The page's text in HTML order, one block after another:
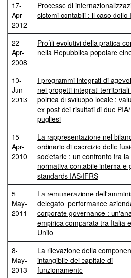
17-
Apr-
2012
Processo di
sistemi contabili : il caso dello
22-
Apr-
2008
Profili evolutivi della pratica
nella Repubblica popolare
10-
Jun-
2013
I programmi integrati di
nei progetti integrati
politica di sviluppo locale :
ex post dei risultati di due
pugliesi
15-
Apr-
2010
La rappresentazione nel
ordinario di esercizio delle
societarie : un confronto tra la
normativa contabile interna e
standards IAS/IFRS
5-
May-
2011
La remunerazione
delegato, performance
corporate governance :
empirica comparata tra Italia
Unito
8-
May-
2013
La rilevazione della
intangibile del capitale di
funzionamento